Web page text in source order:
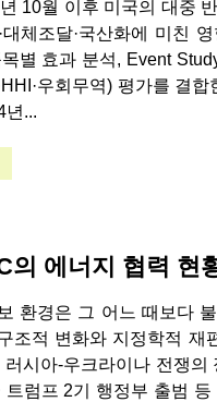
10월 이후 미국의 대중
대체조달·국산화에 미친
별 효과 분석, Event
우회무역) 평가를 결
년...
의 에너지 협력 현
환경은 그 어느 때보다
조적 변화와 지정학적 재
시아-우크라이나 전쟁의
럼프 2기 행정부 출범